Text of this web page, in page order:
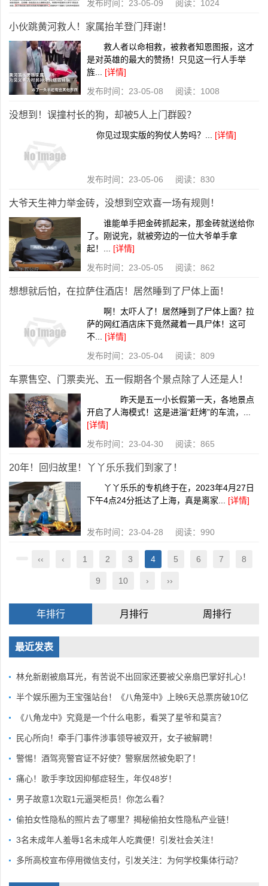
发布时间：23-05-09 阅读：1024
小伙跳黄河救人！家属抬羊登门拜谢！
救人者以命相救，被救者知恩图报，这才
是对英雄的最大的赞扬！只见这一行人手举
旌... [详情]
发布时间：23-05-08 阅读：1008
没想到！误撞村长的狗，却被5人上门群殴？
你见过现实版的狗仗人势吗？... [详情]
发布时间：23-05-06 阅读：830
大爷天生神力举金砖，没想到空欢喜一场有规则！
谁能单手把金砖抓起来，那金砖就送给你
了。刚说完，就被旁边的一位大爷单手拿
起！... [详情]
发布时间：23-05-05 阅读：862
想想就后怕，在拉萨住酒店！居然睡到了尸体上面！
啊！太吓人了！居然睡到了尸体上面？拉
萨的网红酒店床下竟然藏着一具尸体！这可
不... [详情]
发布时间：23-05-04 阅读：809
车票售空、门票卖光、五一假期各个景点除了人还是人！
昨天是五一小长假第一天，各地景点
开启了人海模式！这是进淄“赶烤”的车流，...
[详情]
发布时间：23-04-30 阅读：865
20年！回归故里！丫丫乐乐我们到家了！
丫丫乐乐的专机终于在，2023年4月27日
下午4点24分抵达了上海，真是离家... [详情]
发布时间：23-04-28 阅读：990
‹‹ ‹ 1 2 3 4 5 6 7 8
9 10 › ››
年排行 月排行 周排行
最近发表
林允新剧被扇耳光，有苦说不出回家还要被父亲扇巴掌好扎心！
半个娱乐圈为王宝强站台！《八角笼中》上映6天总票房破10亿
《八角龙中》究竟是一个什么电影，看哭了星爷和莫言？
民心所向！牵手门事件涉事领导被双开，女子被解聘！
警惕！酒驾亮警官证不好使？警察居然被免职了！
痛心！歌手李玟因抑郁症轻生，年仅48岁！
男子故意1次取1元逼哭柜员！你怎么看？
偷拍女性隐私的照片去了哪里？揭秘偷拍女性隐私产业链！
3名未成年人羞辱1名未成年人吃粪便！引发社会关注！
多所高校宣布停用微信支付，引发关注：为何学校集体行动？